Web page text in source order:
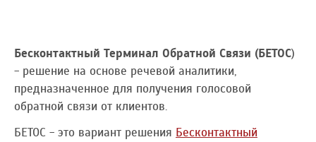
Бесконтактный Терминал Обратной Связи (БЕТОС)
- решение на основе речевой аналитики,
предназначенное для получения голосовой
обратной связи от клиентов.
БЕТОС - это вариант решения Бесконтактный